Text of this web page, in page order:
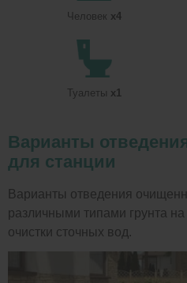
Человек x4
Туалеты x1
Варианты
для станции
Варианты отведения
различными типами грунта
очистки сточных вод.